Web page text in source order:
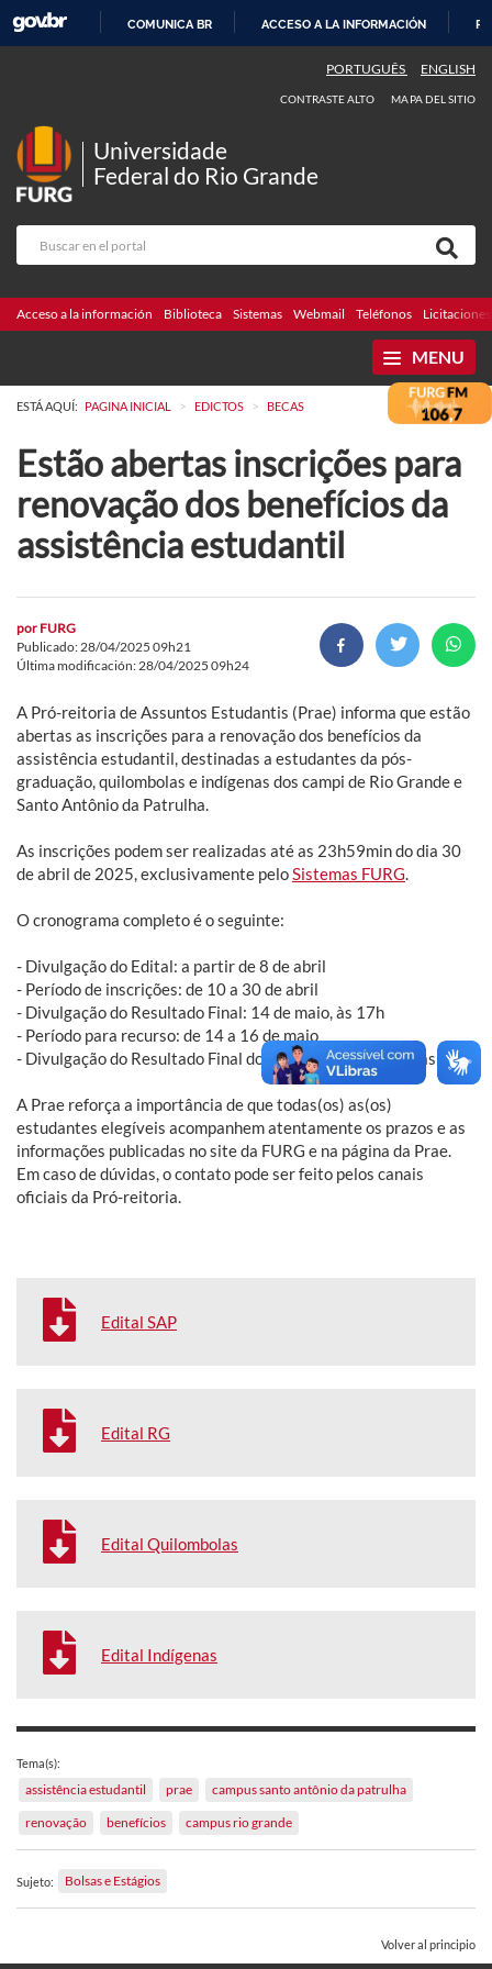
CONTENIDO
COMUNICA BR ACCESO A LA INFORMACIÓN
PORTUGUÊS ENGLISH
CONTRASTE ALTO MAPA DEL SITIO
Universidade
Federal do Rio Grande
Acceso a la información Biblioteca Sistemas Webmail Teléfonos Licitaciones
MENU
ESTÁ AQUÍ: PAGINA INICIAL > EDICTOS > BECAS
Estão abertas inscrições para
renovação dos benefícios da
assistência estudantil
por FURG
Publicado: 28/04/2025 09h21
Última modificación: 28/04/2025 09h24
A Pró-reitoria de Assuntos Estudantis (Prae) informa que estão
abertas as inscrições para a renovação dos benefícios da
assistência estudantil, destinadas a estudantes da pós-
graduação, quilombolas e indígenas dos campi de Rio Grande e
Santo Antônio da Patrulha.
As inscrições podem ser realizadas até as 23h59min do dia 30
de abril de 2025, exclusivamente pelo Sistemas FURG
O cronograma completo é o seguinte:
- Divulgação do Edital: a partir de 8 de abril
- Período de inscrições: de 10 a 30 de abril
- Divulgação do Resultado Final: 14 de maio, às 17h
- Período para recurso: de 14 a 16 de maio
- Divulgação do Resultado Final do Recurso: 22 de maio, às 17h.
A Prae reforça a importância de que todas(os) as(os)
estudantes elegíveis acompanhem atentamente os prazos e as
informações publicadas no site da FURG e na página da Prae.
Em caso de dúvidas, o contato pode ser feito pelos canais
oficiais da Pró-reitoria.
Edital SAP
Edital RG
Edital Quilombolas
Edital Indígenas
Tema(s):
assistência estudantil prae
campus santo antônio da patrulha
renovação
benefícios campus rio grande
Sujeto: Bolsas e Estágios
Volver al principio